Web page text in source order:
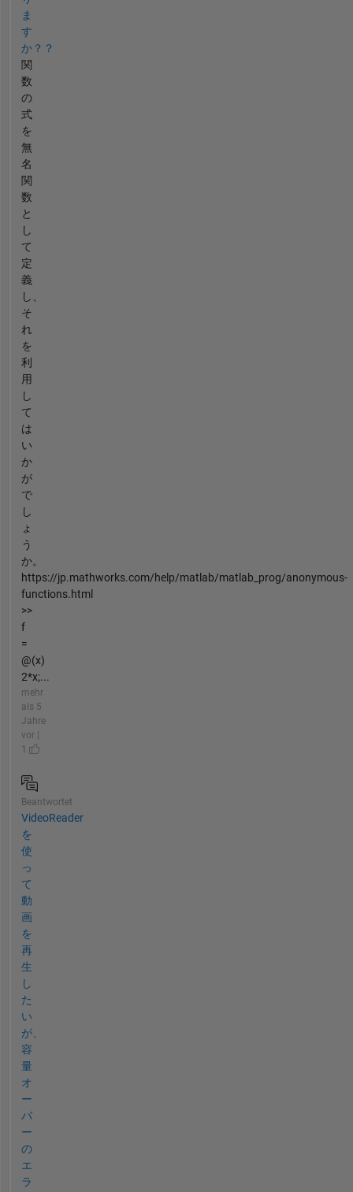
ま
す
か？？
関
数
の
式
を
無
名
関
数
と
し
て
定
義
し、
そ
れ
を
利
用
し
て
は
い
か
が
で
し
ょ
う
か。
https://jp.mathworks.com/help/matlab/matlab_prog/anonymous-
functions.html
>>
f
=
@(x)
2*x;...
mehr
als 5
Jahre
vor |
1
Beantwortet
VideoReader
を
使
っ
て
動
画
を
再
生
し
た
い
が、
容
量
オ
ー
バ
ー
の
エ
ラ